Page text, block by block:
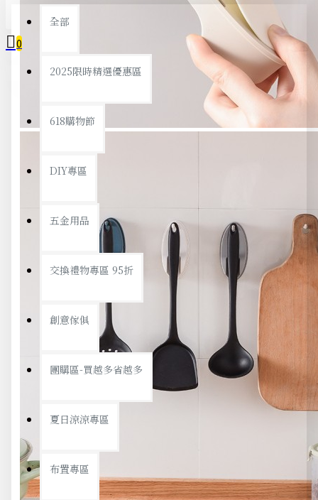
全部
2025限時精選優惠區
618購物節
DIY專區
五金用品
交換禮物專區 95折
創意傢俱
團購區-買越多省越多
夏日涼涼專區
布置專區
0
您的購物車內沒有商品！